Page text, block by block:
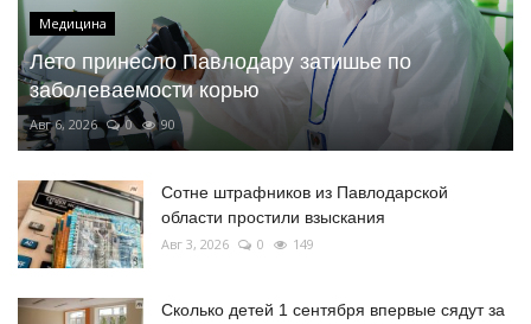
Медицина
Лето принесло Павлодару затишье по
заболеваемости корью
Авг 6, 2026 0 90
Сотне штрафников из Павлодарской
области простили взыскания
Авг 3, 2026 0 149
Сколько детей 1 сентября впервые сядут за